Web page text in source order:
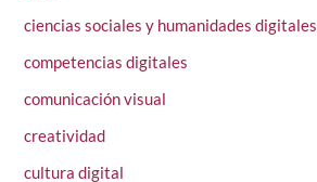
ciencias sociales y humanidades digitales
competencias digitales
comunicación visual
creatividad
cultura digital